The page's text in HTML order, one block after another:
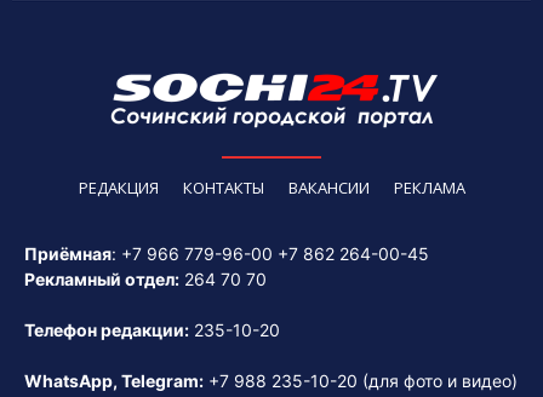
РЕДАКЦИЯ КОНТАКТЫ ВАКАНСИИ РЕКЛАМА
Приёмная: +7 966 779-96-00 +7 862 264-00-45
Рекламный отдел: 264 70 70
Телефон редакции: 235-10-20
WhatsApp, Telegram: +7 988 235-10-20 (для фото и видео)